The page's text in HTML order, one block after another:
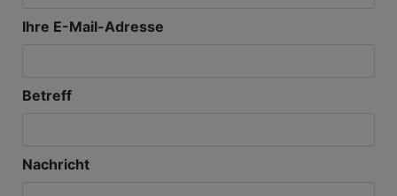
Ihre E-Mail-Adresse
Betreff
Nachricht